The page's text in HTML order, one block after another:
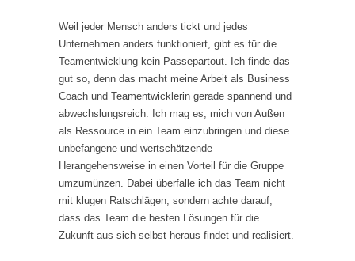
Weil jeder Mensch anders tickt und jedes
Unternehmen anders funktioniert, gibt es für die
Teamentwicklung kein Passepartout. Ich finde das
gut so, denn das macht meine Arbeit als Business
Coach und Teamentwicklerin gerade spannend und
abwechslungsreich. Ich mag es, mich von Außen
als Ressource in ein Team einzubringen und diese
unbefangene und wertschätzende
Herangehensweise in einen Vorteil für die Gruppe
umzumünzen. Dabei überfalle ich das Team nicht
mit klugen Ratschlägen, sondern achte darauf,
dass das Team die besten Lösungen für die
Zukunft aus sich selbst heraus findet und realisiert.